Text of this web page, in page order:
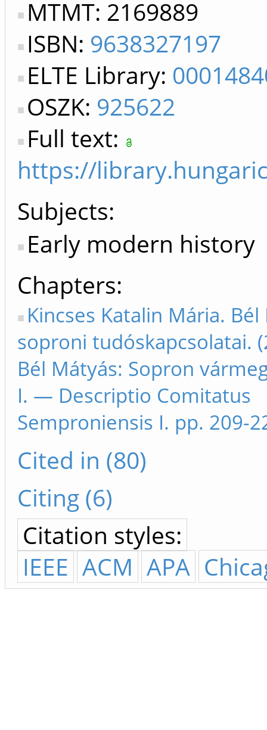
MTMT: 2169889
ISBN: 9638327197
ELTE Library:
OSZK: 925622
Full text:
https://
Subjects:
Early modern history
Chapters
Kincses Katalin Mária.
soproni tudóskapcsolatai.
Bél Mátyás: Sopron
I. — Descriptio Comitatus
Semproniensis I. pp. 209-
Cited in (80)
Citing (6)
Citation styles:
IEEE ACM APA